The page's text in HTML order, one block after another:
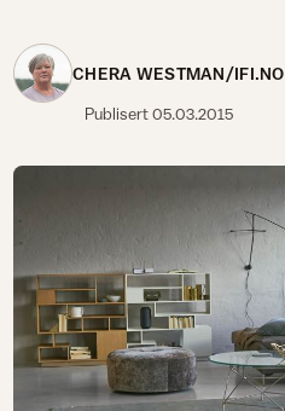
CHERA WESTMAN/IFI.NO
Publisert05.03.2015